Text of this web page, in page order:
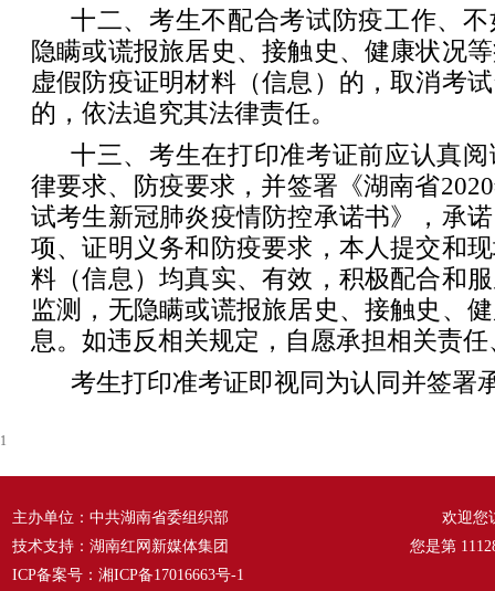
十二、考生不配合考试防疫工作、
隐瞒或谎报旅居史、接触史、健康状况
虚假防疫证明材料（信息）的，取消考
的，依法追究其法律责任。
十三、考生在打印准考证前应认真
律要求、防疫要求，并签署《湖南省
试考生新冠肺炎疫情防控承诺书》，承
项、证明义务和防疫要求，本人提交和
料（信息）均真实、有效，积极配合和
监测，无隐瞒或谎报旅居史、接触史、
息。如违反相关规定，自愿承担相关责
考生打印准考证即视同为认同并签署
1
主办单位：中共湖南省委组织部
技术支持：湖南红网新媒体集团
ICP备案号： 湘ICP备17016663号-1
欢迎您
您是第